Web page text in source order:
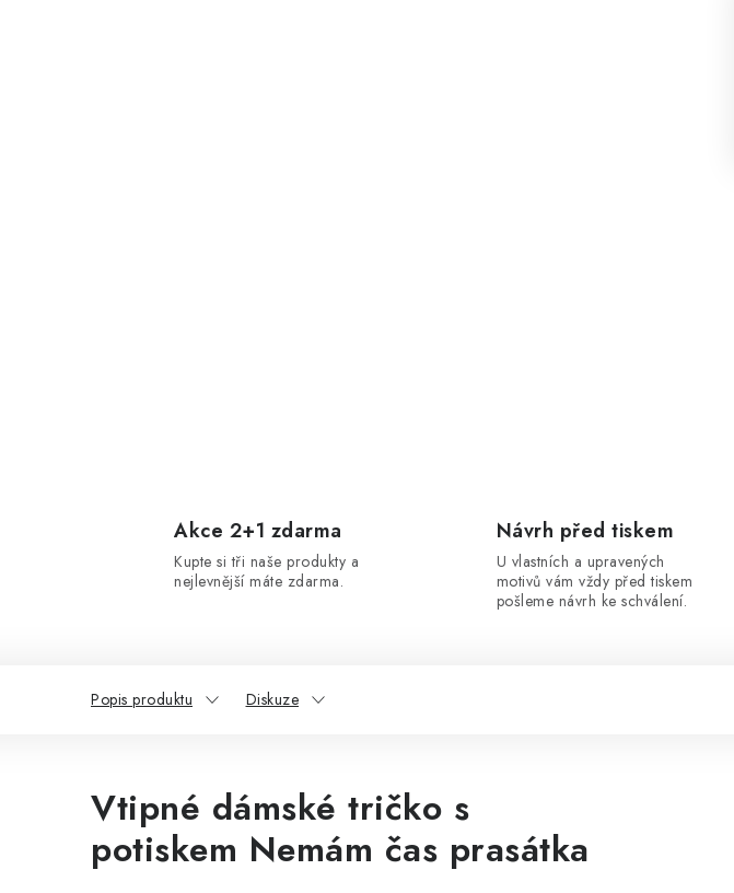
Akce 2+1 zdarma
Kupte si tři naše produkty a
nejlevnější máte zdarma.
Návrh před tiskem
U vlastních a upravených
motivů vám vždy před tiskem
pošleme návrh ke schválení.
Popis produktu Diskuze
Vtipné dámské tričko s
potiskem Nemám čas prasátka